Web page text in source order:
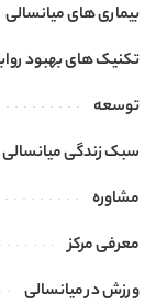
بیماری های میانسالی
تکنیک های بهبود
توسعه
سبک زندگی میانسالی
مشاوره
معرفی مرکز
ورزش در میانسالی